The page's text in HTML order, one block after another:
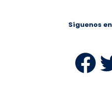
Síguenos